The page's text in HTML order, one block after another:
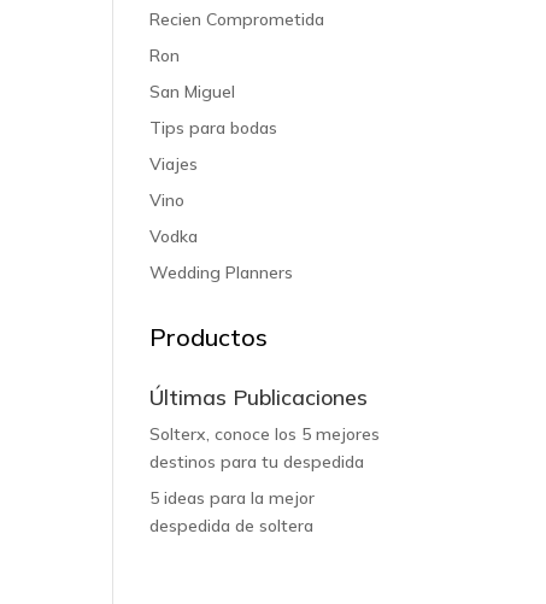
Recien Comprometida
Ron
San Miguel
Tips para bodas
Viajes
Vino
Vodka
Wedding Planners
Productos
Últimas Publicaciones
Solterx, conoce los 5 mejores
destinos para tu despedida
5 ideas para la mejor
despedida de soltera